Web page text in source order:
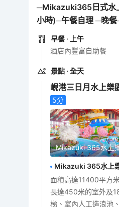
─Mikazuki365日式水
小時)─午餐自理 ─晚
早餐 · 上午
酒店內豐富自助餐
景點 · 全天
峴港三日月水上樂
5分
Mikazuki 365水上
Mikazuki 365水上
面積高達11400平方
長達450米的室外及
梯、室內人工造浪池